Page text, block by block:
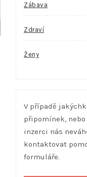
Zábava
Zdraví
Ženy
V případě
připomínek, nebo
inzerci nás
kontaktovat
formuláře.